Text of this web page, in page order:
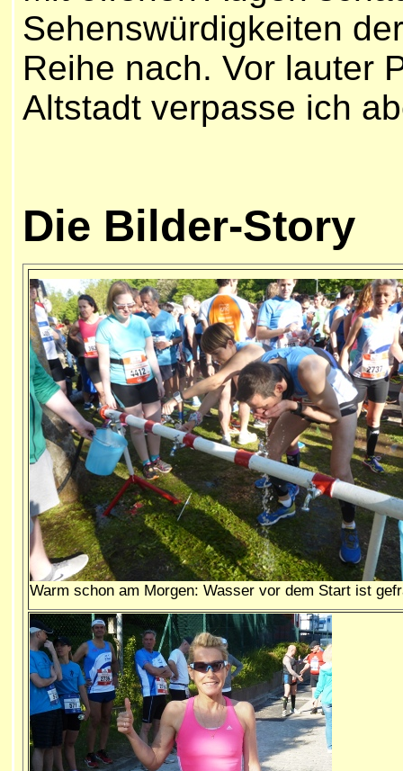
Sehenswürdigkeiten
Reihe nach. Vor lauter
Altstadt verpasse ich
Die Bilder-Story
Warm schon am Morgen: Wasser vor dem Start ist